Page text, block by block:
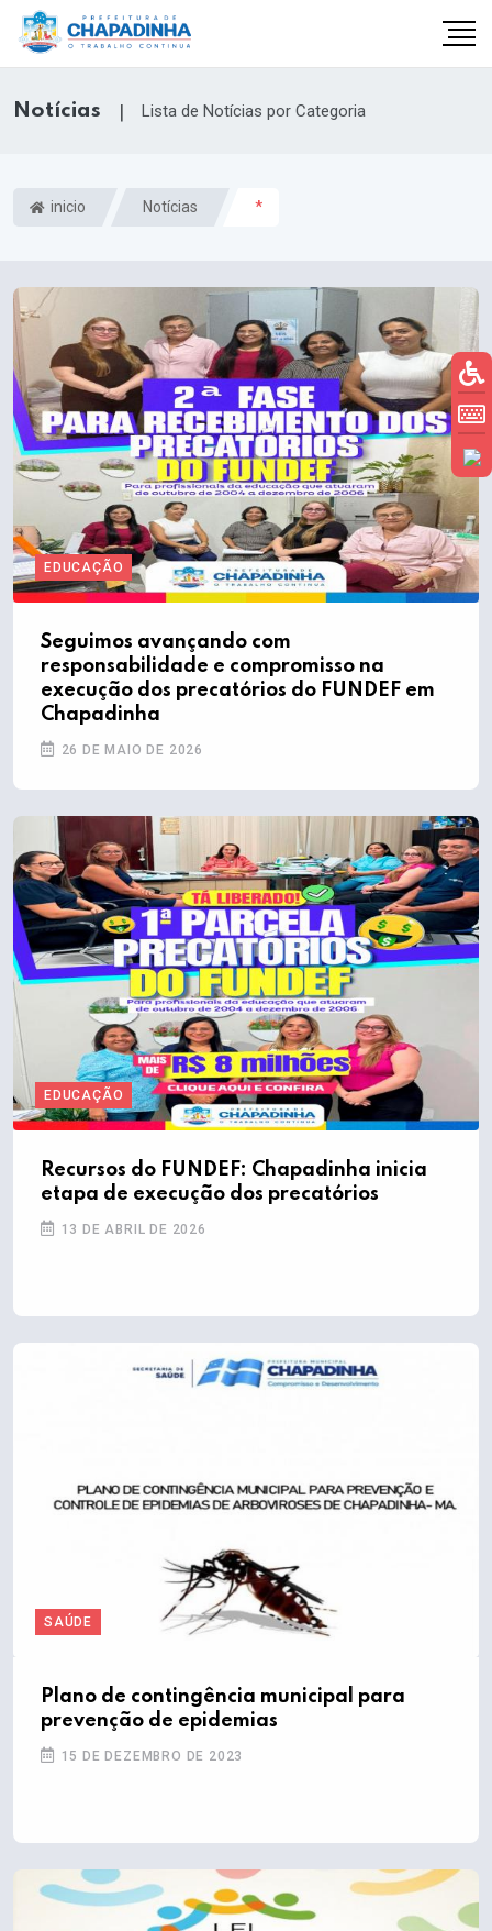
Notícias | Lista de Notícias por Categoria
inicio Notícias *
EDUCAÇÃO
Seguimos avançando com
responsabilidade e compromisso na
execução dos precatórios do FUNDEF em
Chapadinha
26 DE MAIO DE 2026
EDUCAÇÃO
Recursos do FUNDEF: Chapadinha inicia
etapa de execução dos precatórios
13 DE ABRIL DE 2026
SAÚDE
Plano de contingência municipal para
prevenção de epidemias
15 DE DEZEMBRO DE 2023